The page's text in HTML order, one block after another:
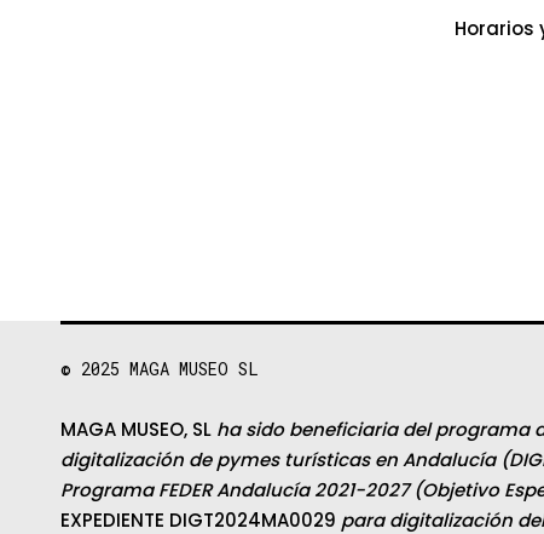
t
o
Horarios
© 2025 MAGA MUSEO SL
MAGA MUSEO, SL ha sido beneficiaria del programa
digitalización de pymes turísticas en Andalucía
Programa FEDER Andalucía 2021-2027 (Objetivo
EXPEDIENTE DIGT2024MA0029 para digitalización